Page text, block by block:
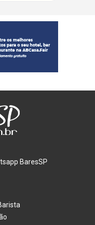
BaresSP